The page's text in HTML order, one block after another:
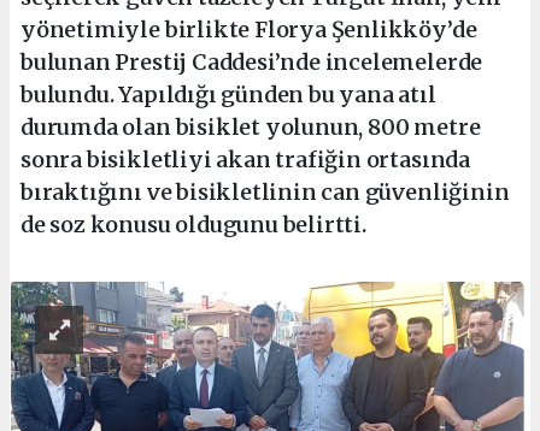
yönetimiyle birlikte Florya Şenlikköy’de
bulunan Prestij Caddesi’nde incelemelerde
bulundu. Yapıldığı günden bu yana atıl
durumda olan bisiklet yolunun, 800 metre
sonra bisikletliyi akan trafiğin ortasında
bıraktığını ve bisikletlinin can güvenliğinin
de soz konusu oldugunu belirtti.